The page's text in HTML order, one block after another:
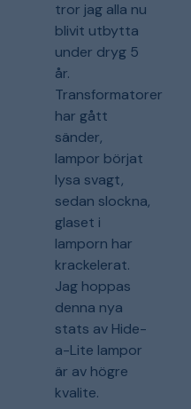
tror jag alla nu
blivit utbytta
under dryg 5
år.
Transformatorer
har gått
sänder,
lampor börjat
lysa svagt,
sedan slockna,
glaset i
lamporn har
krackelerat.
Jag hoppas
denna nya
stats av Hide-
a-Lite lampor
är av högre
kvalite.